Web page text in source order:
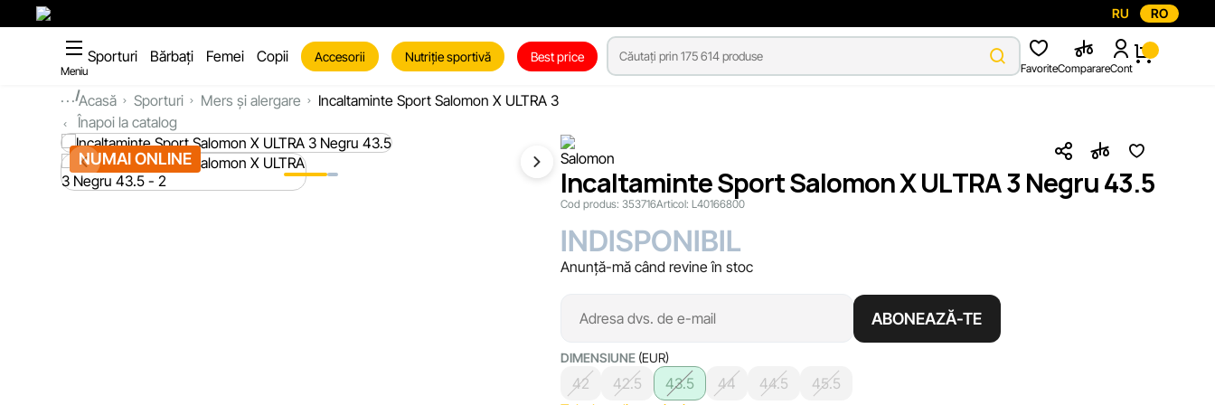
RU RO
Meniu
Sporturi Bărbați Femei Copii Accesorii Nutriție sportivă Best price
FavoriteComparareCont
...Acasă Sporturi Mers și alergare
Incaltaminte Sport Salomon X ULTRA 3
Înapoi la catalog
NUMAI ONLINE
Incaltaminte Sport Salomon X ULTRA 3 Negru 43.5
Cod produs: 353716Articol: L40166800
INDISPONIBIL
Anunță-mă când revine în stoc
ABONEAZĂ-TE
DIMENSIUNE (EUR)
42 42.5 43.5 44 44.5
45.5